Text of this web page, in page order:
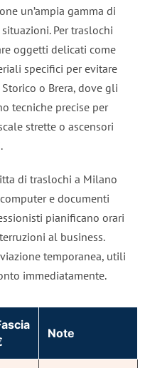
un’ampia gamma di
Per traslochi
oggetti delicati come
specifici per evitare
o Brera, dove gli
tecniche precise per
strette o ascensori
di traslochi a Milano
e documenti
pianificano orari
al business.
temporanea, utili
immediatamente.
Note